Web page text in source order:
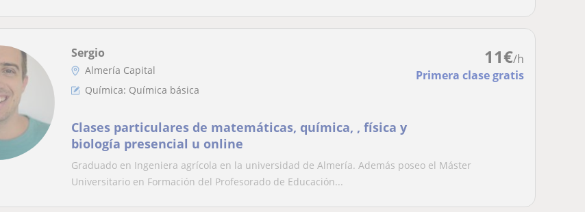
11€/h
Primera clase gratis
Sergio
Almería Capital
Química: Química básica
Clases particulares de matemáticas, química, , física y
biología presencial u online
Graduado en Ingeniera agrícola en la universidad de Almería. Además poseo el Máster
Universitario en Formación del Profesorado de Educación...